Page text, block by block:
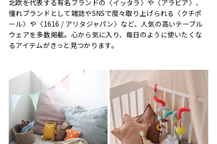
北欧を代表する有名ブランドの〈イッタラ〉や〈アラビア〉、
憧れブランドとして雑誌やSNSで度々取り上げられる〈クチポ
ール〉や〈1616 / アリタジャパン〉など、人気の高いテーブル
ウェアを多数掲載。心から気に入り、毎日のように使いたくな
るアイテムがきっと見つかります。